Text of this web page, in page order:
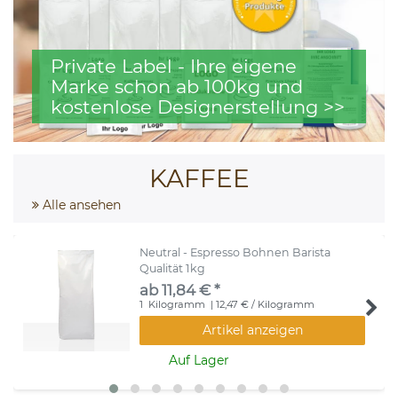
Private Label - Ihre eigene
Marke schon ab 100kg und
kostenlose Designerstellung >>
KAFFEE
Alle ansehen
Neutral - Espresso Bohnen Barista
Qualität 1kg
ab 11,84 € *
1 Kilogramm | 12,47 € / Kilogramm
Artikel anzeigen
Auf Lager